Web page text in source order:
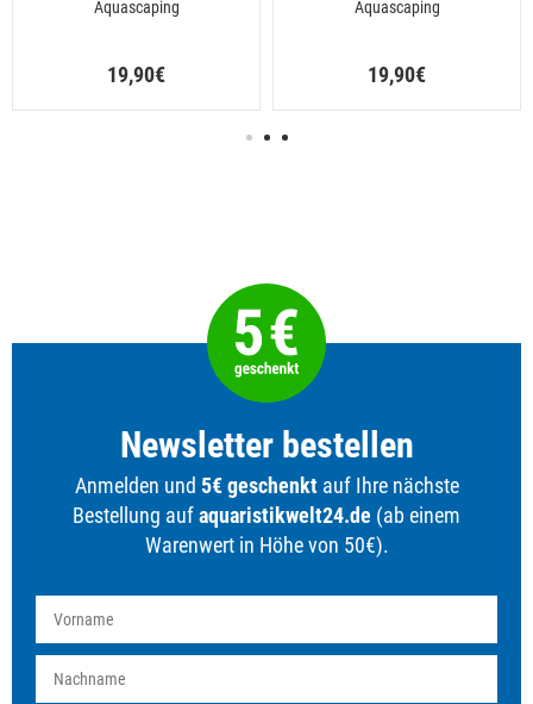
Aquascaping
19,90€
Aquascaping
19,90€
Newsletter bestellen
Anmelden und 5€ geschenktauf Ihre nächste
Bestellung aufaquaristikwelt24.de (ab einem
Warenwert in Höhe von 50€).